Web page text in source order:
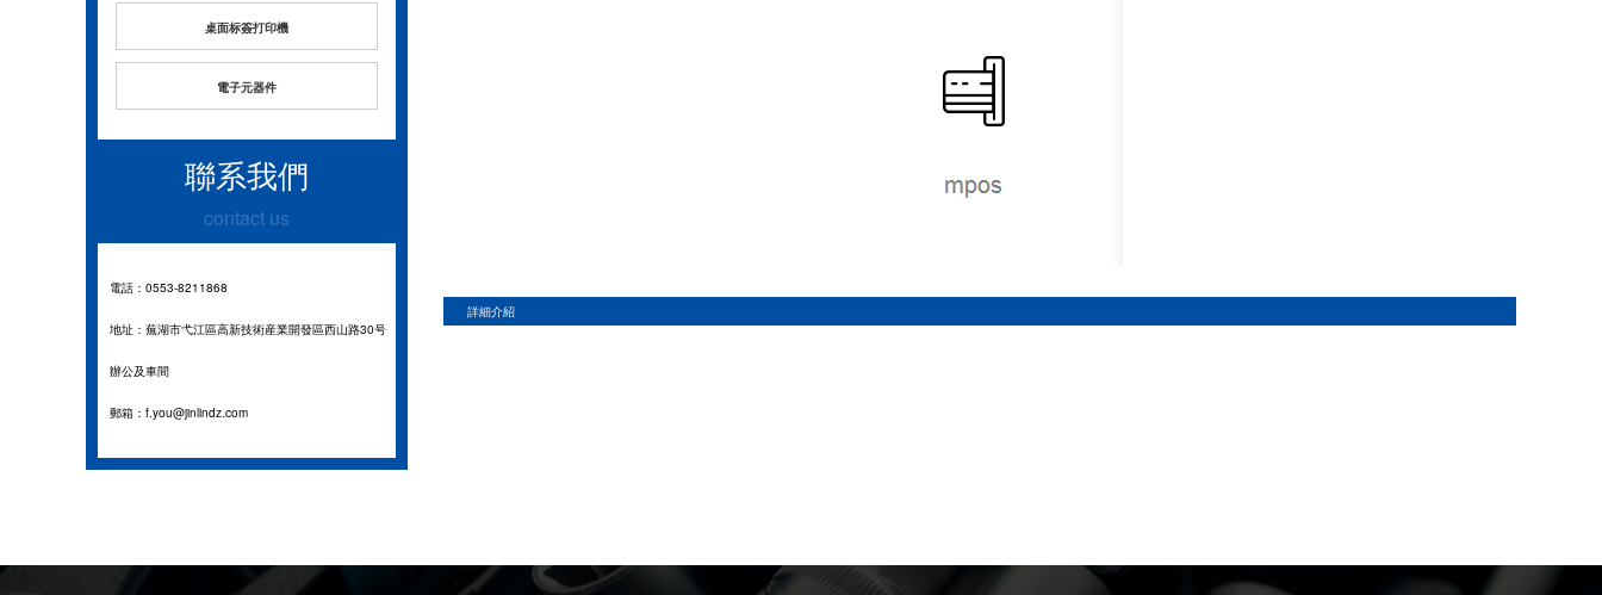
桌面标簽打印機
電子元器件
聯系我們
contact us
電話：0553-8211868
地址：蕪湖市弋江區高新技術産業開發區西山路30号
辦公及車間
郵箱：f.you@jinlindz.com
詳細介紹